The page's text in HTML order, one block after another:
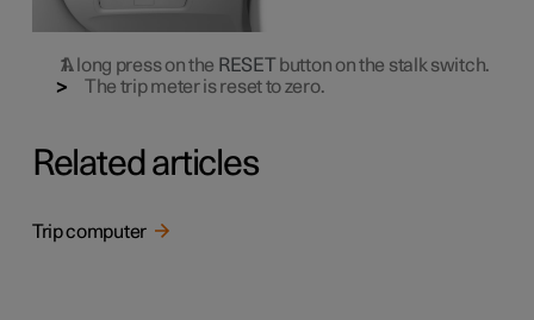
A long press on the RESETbutton on the stalk switch.
The trip meter is reset to zero.
Related articles
Trip computer